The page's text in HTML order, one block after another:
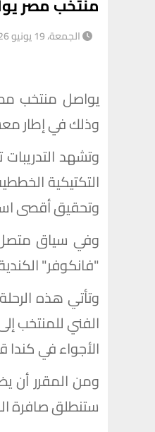
الجمعة، 19 يونيو 2026 10:52 ص
يواصل منتخب
وذلك في إطار
وتشهد
التكتيكية
وتحقيق أقصى
وفي سياق
"فانكوفر"
وتأتي هذه
الفني للمنتخب
الأجواء في كندا
ومن المقرر أن
ستنطلق صافرة